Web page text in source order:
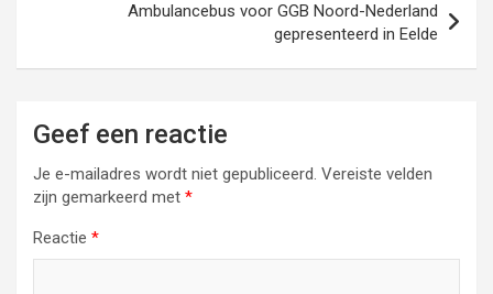
Ambulancebus voor GGB Noord-Nederland
gepresenteerd in Eelde
Geef een reactie
Je e-mailadres wordt niet gepubliceerd. Vereiste velden
zijn gemarkeerd met *
Reactie *